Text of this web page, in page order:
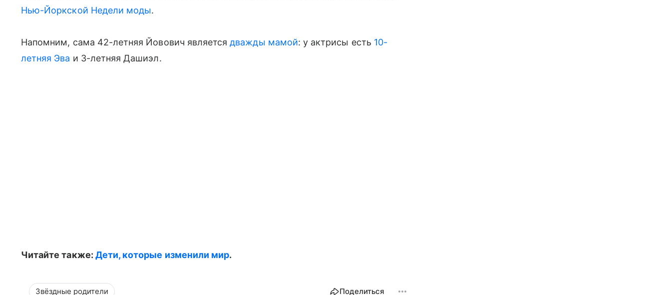
Нью-Йоркской Недели моды.
Напомним, сама 42-летняя Йовович являетсядважды мамой: у актрисы есть 10-
летняя Эва и 3-летняя Дашиэл.
Читайте также: Дети, которые изменили мир.
Звёздные родители Поделиться